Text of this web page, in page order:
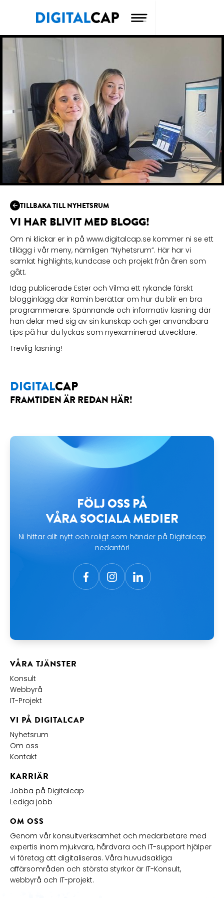
TILLBAKA TILL NYHETSRUM
VI HAR BLIVIT MED BLOGG!
Om ni klickar er in på www.digitalcap.se kommer ni se ett
tillägg i vår meny, nämligen “Nyhetsrum”. Här har vi
samlat highlights, kundcase och projekt från åren som
gått.
Idag publicerade Ester och Vilma ett rykande färskt
blogginlägg där Ramin berättar om hur du blir en bra
programmerare. Spännande och informativ läsning där
han delar med sig av sin kunskap och ger användbara
tips på hur du lyckas som nyexaminerad utvecklare.
Trevlig läsning!
DIGITALCAP
FRAMTIDEN ÄR REDAN HÄR!
FÖLJ OSS PÅ
VÅRA SOCIALA MEDIER
Ni hittar allt nytt och roligt som händer på Digitalcap
nedanför!
OM OSS
Genom vår konsultverksamhet och medarbetare med
expertis inom mjukvara, hårdvara och IT-support hjälper
vi företag att digitaliseras. Våra huvudsakliga
affärsområden och största styrkor är IT-Konsult,
webbyrå och IT-projekt.
VÅRA TJÄNSTER
Konsult
Webbyrå
IT-Projekt
VI PÅ DIGITALCAP
Nyhetsrum
Om oss
Kontakt
KARRIÄR
Jobba på Digitalcap
Lediga jobb